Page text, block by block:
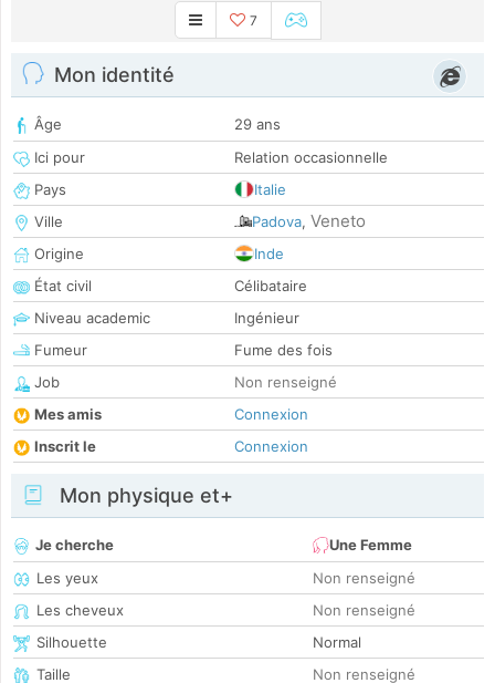
7
Mon identité
Âge
29 ans
Ici pour
Relation occasionnelle
Pays
Italie
Ville
Padova, Veneto
Origine
Inde
État civil
Célibataire
Niveau academic
Ingénieur
Fumeur
Fume des fois
Job
Non renseigné
Mes amis
Connexion
Inscrit le
Connexion
Mon physique et+
Je cherche
Une Femme
Les yeux
Non renseigné
Les cheveux
Non renseigné
Silhouette
Normal
Taille
Non renseigné